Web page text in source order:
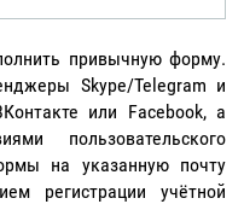
привычную форму.
Skype/Telegram и
или Facebook, а
пользовательского
на указанную почту
регистрации учётной